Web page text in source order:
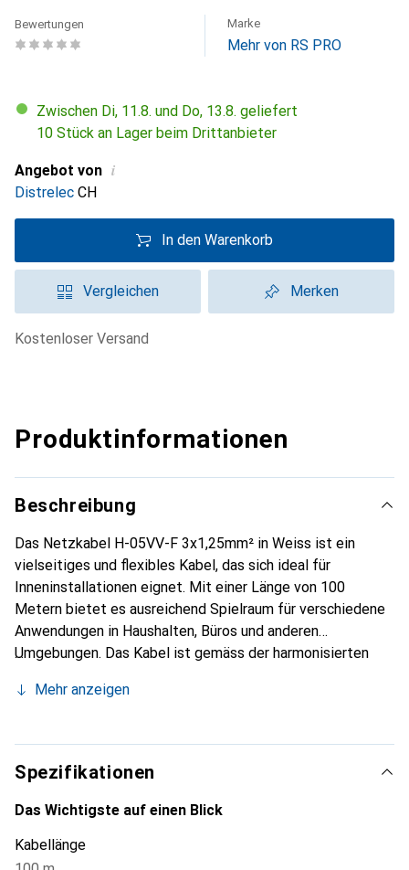
Bewertungen Marke
Mehr von RS PRO
Zwischen Di, 11.8. und Do, 13.8. geliefert
10 Stück an Lager beim Drittanbieter
Angebot von i
Distrelec CH
In den Warenkorb
Vergleichen Merken
kostenloser Versand
Produktinformationen
Beschreibung
Das Netzkabel H-05VV-F 3x1,25mm² in Weiss ist ein
vielseitiges und flexibles Kabel, das sich ideal für
Inneninstallationen eignet. Mit einer Länge von 100
Metern bietet es ausreichend Spielraum für verschiedene
Anwendungen in Haushalten, Büros und anderen
Umgebungen. Das Kabel ist gemäss der harmonisierten
PVC-Isolierung aus, die nicht nur für Sicherheit sorgt,
8 mm und der Leiterquerschnitt von 1,25 mm²
gewährleisten eine zuverlässige Stromübertragung bei
einem Nennstrom von 10 A und einer Betriebsspannung
von bis zu 500 V. Die Betriebstemperatur reicht von -15°C
Einsatzbedingungen geeignet macht. Die Litze als
Mehr anzeigen
Spezifikationen
Das Wichtigste auf einen Blick
Kabellänge